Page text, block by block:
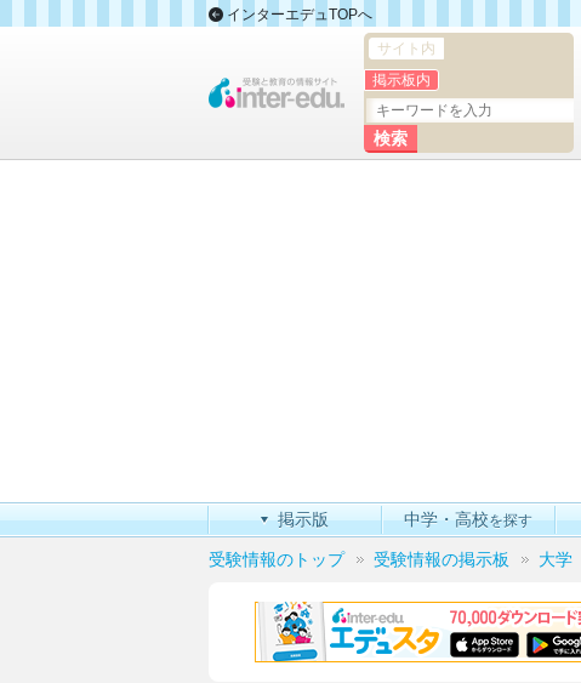
インターエデュTOPへ
サイト内
掲示板内
掲示版 中学・高校を探す
受験情報のトップ 受験情報の掲示板 大学